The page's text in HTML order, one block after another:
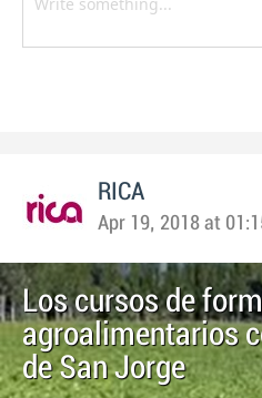
RICA
Apr 19, 2018 at
Los cursos de
agroalimentarios
de San Jorge